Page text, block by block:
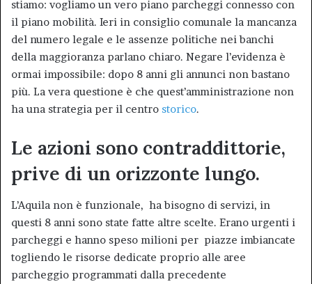
stiamo: vogliamo un vero piano parcheggi connesso con
il piano mobilità. Ieri in consiglio comunale la mancanza
del numero legale e le assenze politiche nei banchi
della maggioranza parlano chiaro. Negare l’evidenza è
ormai impossibile: dopo 8 anni gli annunci non bastano
più. La vera questione è che quest’amministrazione non
ha una strategia per il centro storico.
Le azioni sono contraddittorie,
prive di un orizzonte lungo.
L’Aquila non è funzionale, ha bisogno di servizi, in
questi 8 anni sono state fatte altre scelte. Erano urgenti i
parcheggi e hanno speso milioni per piazze imbiancate
togliendo le risorse dedicate proprio alle aree
parcheggio programmati dalla precedente